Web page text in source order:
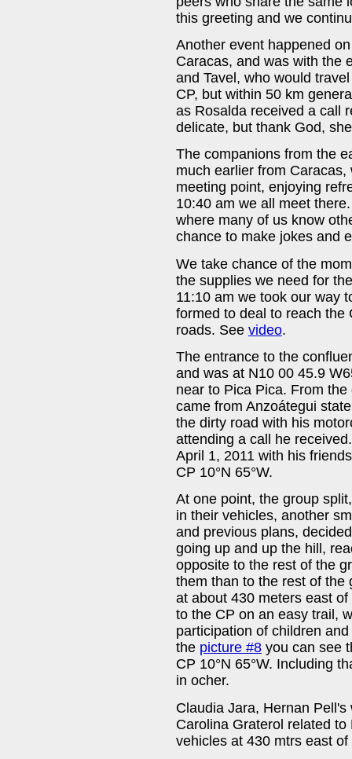
this greeting and we
Another event happened
Caracas, and was with the
and Tavel, who would
CP, but within 50 km
as Rosalda received a call
delicate, but thank God,
The companions from the
much earlier from
meeting point, enjoying
10:40 am we all meet
where many of us know
chance to make jokes and
We take chance of the
the supplies we need for
11:10 am we took our way
formed to deal to reach the
roads. See video.
The entrance to the
and was at N10 00 45.9
near to Pica Pica. From
came from Anzoátegui
the dirty road with his
attending a call he
April 1, 2011 with his
CP 10°N 65°W.
At one point, the group
in their vehicles, another
and previous plans,
going up and up the hill,
opposite to the rest of the
them than to the rest of the
at about 430 meters east
to the CP on an easy trail,
participation of children
the picture #8 you can see
CP 10°N 65°W. Including
in ocher.
Claudia Jara, Hernan
Carolina Graterol related to
vehicles at 430 mtrs east of